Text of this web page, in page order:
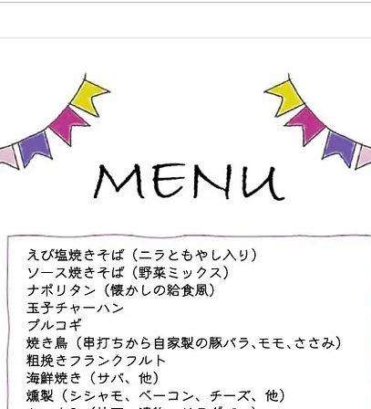
り見抜き 手刀抜き ③【関節技】
り腕立て背固め 入り身投げより
ねじ上げ固め 腕脇絞りより腕ひ
しぎ固め ④【脱出法紹介】 足攻
チャク体験】 ヌンチャク技法 簡
単スパーリン